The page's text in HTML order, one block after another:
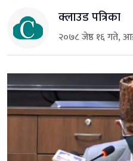
क्लाउड पत्रिका
२०७८ जेष्ठ १६ गते,